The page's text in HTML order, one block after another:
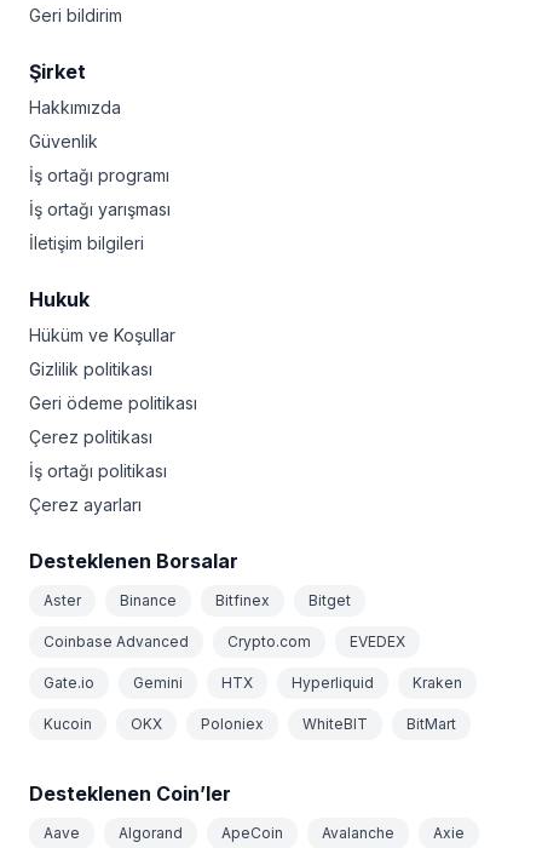
Geri bildirim
Şirket
Hakkımızda
Güvenlik
İş ortağı programı
İş ortağı yarışması
İletişim bilgileri
Hukuk
Hüküm ve Koşullar
Gizlilik politikası
Geri ödeme politikası
Çerez politikası
İş ortağı politikası
Çerez ayarları
Desteklenen Borsalar
Aster Binance Bitfinex Bitget
Coinbase Advanced Crypto.com EVEDEX
Gate.io Gemini HTX Hyperliquid Kraken
Kucoin OKX Poloniex WhiteBIT BitMart
Desteklenen Coin’ler
Aave Algorand ApeCoin Avalanche Axie